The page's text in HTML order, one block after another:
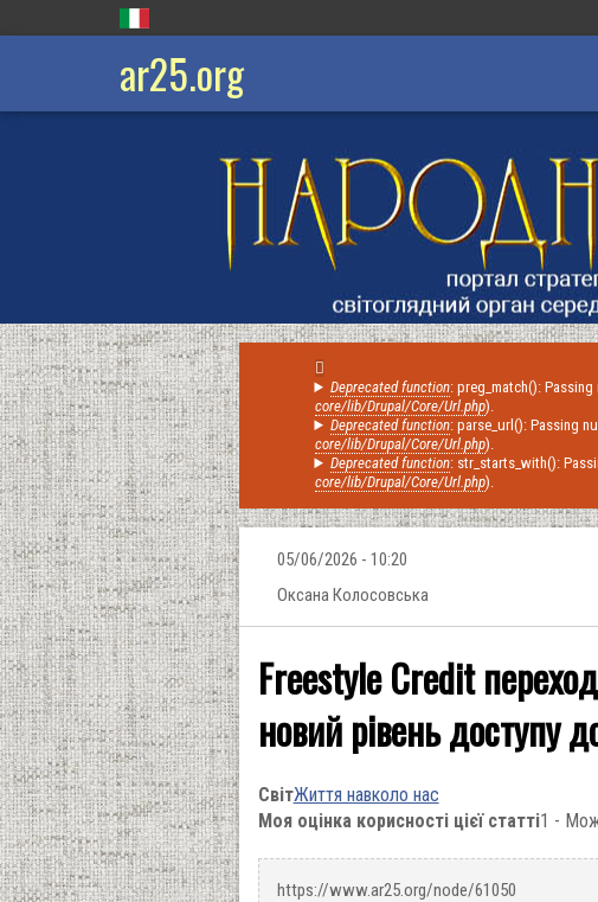
ar25.org
Messaggio
di
errore
Deprecated function: preg_match():
core/lib/Drupal/Core/Url.php).
Deprecated function: parse_url(): Passing
core/lib/Drupal/Core/Url.php).
Deprecated function: str_starts_with():
core/lib/Drupal/Core/Url.php).
05/06/2026 - 10:20
Оксана Колосовська
Freestyle Credit
новий рівень доступу
СвітЖиття навколо нас
Моя оцінка корисності цієї статті1 -
https://www.ar25.org/node/61050